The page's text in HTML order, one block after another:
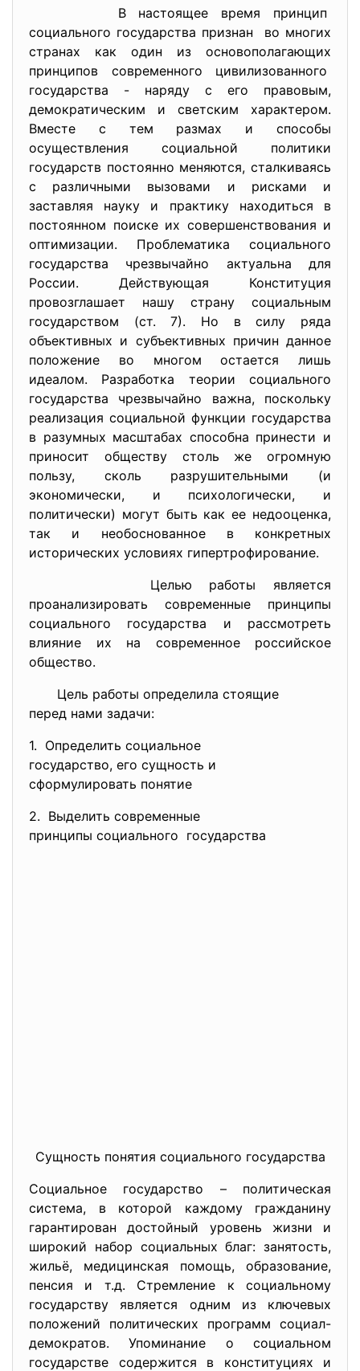
В настоящее время принцип
социального государства признан во многих
странах как один из основополагающих
принципов современного цивилизованного
государства - наряду с его правовым,
демократическим и светским характером.
Вместе с тем размах и способы
осуществления социальной политики
государств постоянно меняются, сталкиваясь
с различными вызовами и рисками и
заставляя науку и практику находиться в
постоянном поиске их совершенствования и
оптимизации. Проблематика социального
государства чрезвычайно актуальна для
России. Действующая Конституция
провозглашает нашу страну социальным
государством (ст. 7). Но в силу ряда
объективных и субъективных причин данное
положение во многом остается лишь
идеалом. Разработка теории социального
государства чрезвычайно важна, поскольку
реализация социальной функции государства
в разумных масштабах способна принести и
приносит обществу столь же огромную
пользу, сколь разрушительными (и
экономически, и психологически, и
политически) могут быть как ее недооценка,
так и необоснованное в конкретных
исторических условиях гипертрофирование.
Целью работы является
проанализировать современные принципы
социального государства и рассмотреть
влияние их на современное российское
общество.
Цель работы определила стоящие
перед нами задачи:
1. Определить социальное
государство, его сущность и
сформулировать понятие
2. Выделить современные
принципы социального государства
Сущность понятия социального государства
Социальное государство – политическая
система, в которой каждому гражданину
гарантирован достойный уровень жизни и
широкий набор социальных благ: занятость,
жильё, медицинская помощь, образование,
пенсия и т.д. Стремление к социальному
государству является одним из ключевых
положений политических программ социал-
демократов. Упоминание о социальном
государстве содержится в конституциях и